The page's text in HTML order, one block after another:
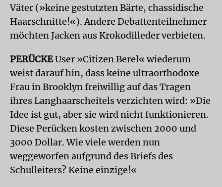
Väter (»keine gestutzten Bärte, chassidische
Haarschnitte!«). Andere Debattenteilnehmer
möchten Jacken aus Krokodilleder verbieten.
PERÜCKEUser »Citizen Berel« wiederum
weist darauf hin, dass keine ultraorthodoxe
Frau in Brooklyn freiwillig auf das Tragen
ihres Langhaarscheitels verzichten wird: »Die
Idee ist gut, aber sie wird nicht funktionieren.
Diese Perücken kosten zwischen 2000 und
3000 Dollar. Wie viele werden nun
weggeworfen aufgrund des Briefs des
Schulleiters? Keine einzige!«